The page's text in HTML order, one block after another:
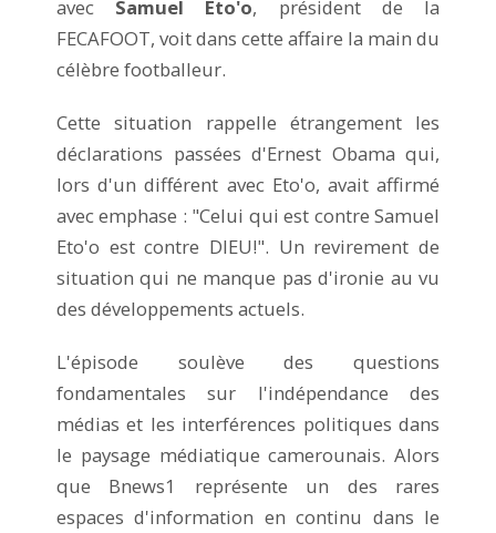
avec Samuel Eto'o, président de la
FECAFOOT, voit dans cette affaire la main du
célèbre footballeur.
Cette situation rappelle étrangement les
déclarations passées d'Ernest Obama qui,
lors d'un différent avec Eto'o, avait affirmé
avec emphase : "Celui qui est contre Samuel
Eto'o est contre DIEU!". Un revirement de
situation qui ne manque pas d'ironie au vu
des développements actuels.
L'épisode soulève des questions
fondamentales sur l'indépendance des
médias et les interférences politiques dans
le paysage médiatique camerounais. Alors
que Bnews1 représente un des rares
espaces d'information en continu dans le